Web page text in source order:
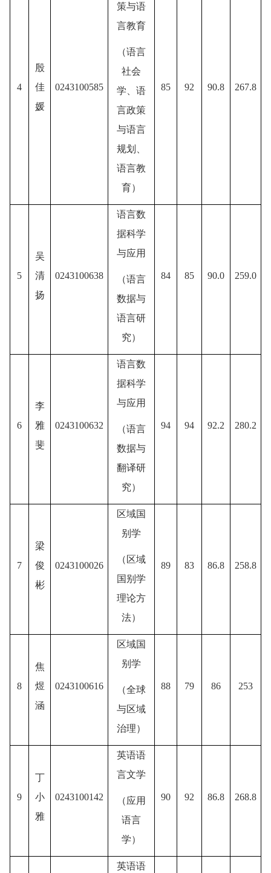
4
殷
佳
媛
0243100585
策与语
言教育
（语言
社会
学、语
言政策
与语言
规划、
语言教
育）
85 92 90.8 267.8
5
吴
清
扬
0243100638
语言数
据科学
与应用
（语言
数据与
语言研
究）
84 85 90.0 259.0
6
李
雅
斐
0243100632
语言数
据科学
与应用
（语言
数据与
翻译研
究）
94 94 92.2 280.2
7
梁
俊
彬
0243100026
区域国
别学
（ 区域
国别学
理论方
法）
89 83 86.8 258.8
8
焦
煜
涵
0243100616
区域国
别学
（全球
与区域
治理）
88 79 86 253
9
丁
小
雅
0243100142
英语语
言文学
（应用
语言
学）
90 92 86.8 268.8
英语语